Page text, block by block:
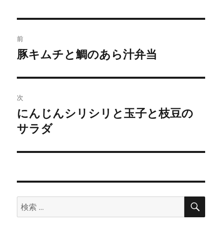
稿
ビ
ゲ
ー
シ
ン
前
前
投
稿:
豚キムチと鯛のあら汁弁当
次
次
の
稿:
にんじんシリシリと玉子と枝豆の
サラダ
検
索:
検